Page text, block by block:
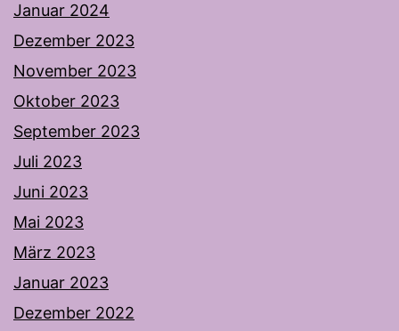
Januar 2024
Dezember 2023
November 2023
Oktober 2023
September 2023
Juli 2023
Juni 2023
Mai 2023
März 2023
Januar 2023
Dezember 2022